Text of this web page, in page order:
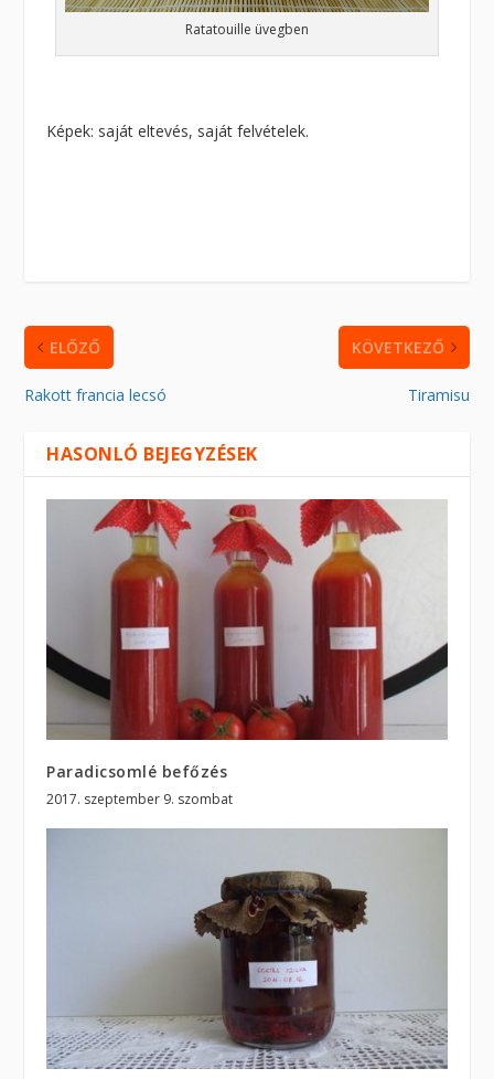
Ratatouille üvegben
Képek: saját eltevés, saját felvételek.
ELŐZŐ
Rakott francia lecsó
KÖVETKEZŐ
Tiramisu
HASONLÓ BEJEGYZÉSEK
Paradicsomlé befőzés
2017. szeptember 9. szombat